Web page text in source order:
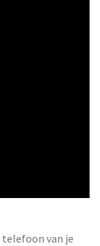
van je